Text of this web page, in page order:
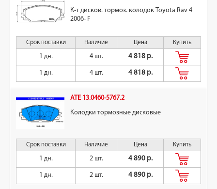
К-т дисков. тормоз. колодок Toyota Rav 4
2006- F
Срок поставки Наличие Цена Купить
1 дн. 4 шт. 4 818 р.
1 дн. 4 шт. 4 818 р.
ATE 13.0460-5767.2
Колодки тормозные дисковые
Срок поставки Наличие Цена Купить
1 дн. 2 шт. 4 890 р.
1 дн. 2 шт. 4 890 р.